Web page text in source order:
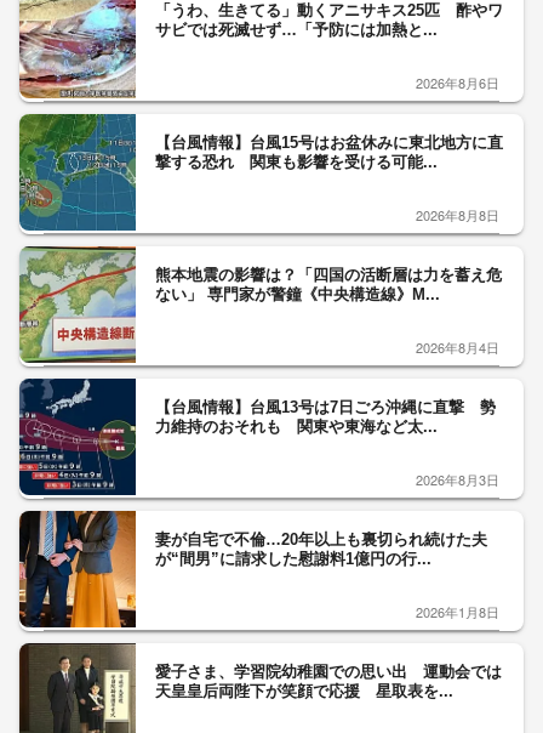
「うわ、生きてる」動くアニサキス25匹 酢やワ
サビでは死滅せず…「予防には加熱と...
2026年8月6日
【台風情報】台風15号はお盆休みに東北地方に直
撃する恐れ 関東も影響を受ける可能...
2026年8月8日
熊本地震の影響は？「四国の活断層は力を蓄え危
ない」 専門家が警鐘《中央構造線》M...
2026年8月4日
【台風情報】台風13号は7日ごろ沖縄に直撃 勢
力維持のおそれも 関東や東海など太...
2026年8月3日
妻が自宅で不倫…20年以上も裏切られ続けた夫
が“間男”に請求した慰謝料1億円の行...
2026年1月8日
愛子さま、学習院幼稚園での思い出 運動会では
天皇皇后両陛下が笑顔で応援 星取表を...